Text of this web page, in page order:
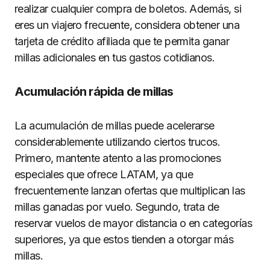
realizar cualquier compra de boletos. Además, si
eres un viajero frecuente, considera obtener una
tarjeta de crédito afiliada que te permita ganar
millas adicionales en tus gastos cotidianos.
Acumulación rápida de millas
La acumulación de millas puede acelerarse
considerablemente utilizando ciertos trucos.
Primero, mantente atento a las promociones
especiales que ofrece LATAM, ya que
frecuentemente lanzan ofertas que multiplican las
millas ganadas por vuelo. Segundo, trata de
reservar vuelos de mayor distancia o en categorías
superiores, ya que estos tienden a otorgar más
millas.